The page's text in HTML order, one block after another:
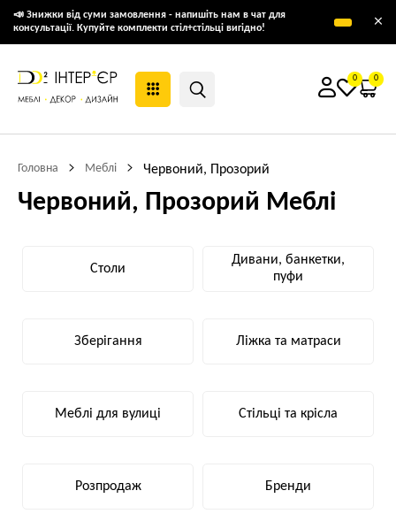
📣 Знижки від суми замовлення - напишіть нам в чат для
консультації. Купуйте комплекти стіл+стільці вигідно!
×
0 0
Головна Меблі Червоний, Прозорий
Червоний, Прозорий Меблі
Столи
Дивани, банкетки,
пуфи
Зберігання Ліжка та матраси
Меблі для вулиці Стільці та крісла
Розпродаж Бренди